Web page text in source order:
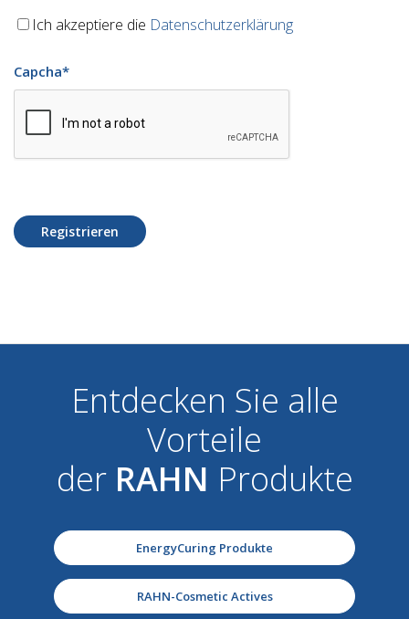
Ich akzeptiere die Datenschutzerklärung
Capcha*
Registrieren
Entdecken Sie alle
Vorteile
der RAHN Produkte
EnergyCuring Produkte
RAHN-Cosmetic Actives